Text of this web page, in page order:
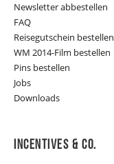
Newsletter abbestellen
FAQ
Reisegutschein bestellen
WM 2014-Film bestellen
Pins bestellen
Jobs
Downloads
Incentives & Co.